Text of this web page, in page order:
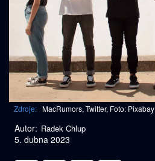
Zdroje: MacRumors, Twitter, Foto: Pixabay
Autor: Radek Chlup
5. dubna 2023